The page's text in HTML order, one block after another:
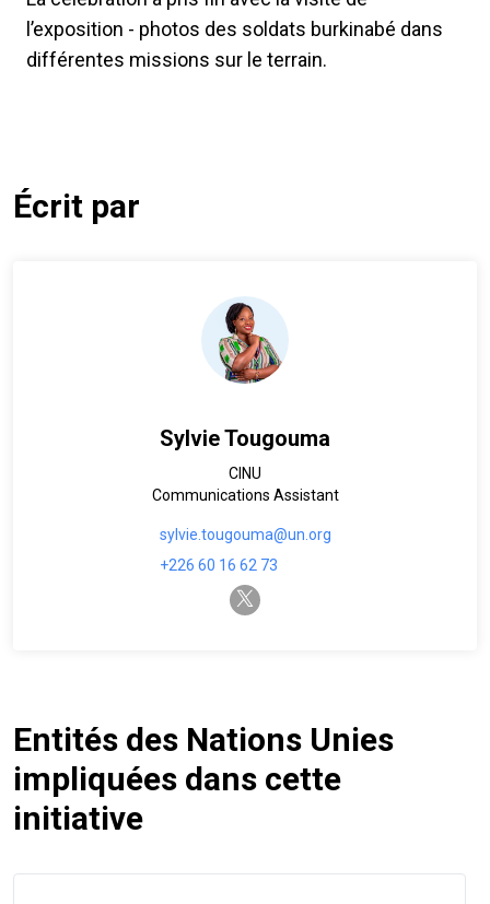
l’exposition - photos des soldats burkinabé dans
différentes missions sur le terrain.
Écrit par
Sylvie Tougouma
CINU
Communications Assistant
sylvie.tougouma@un.org
+226 60 16 62 73
twitter-x
Entités des Nations Unies
impliquées dans cette
initiative